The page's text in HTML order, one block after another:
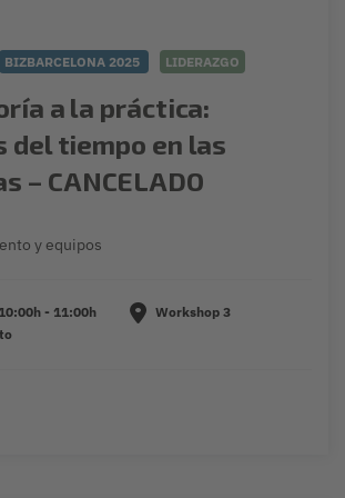
BIZBARCELONA 2025 LIDERAZGO
a la práctica:
del tiempo en las
– CANCELADO
y equipos
10:00h - 11:00h
Workshop 3